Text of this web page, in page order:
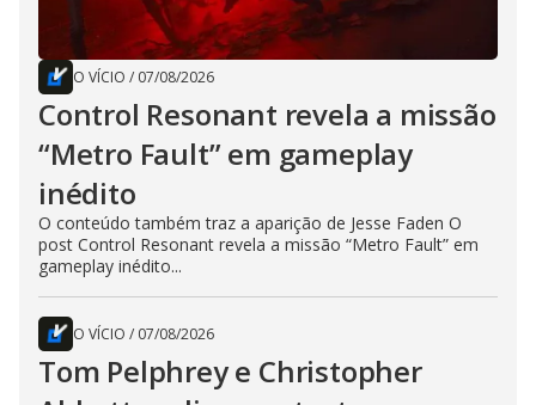
O VÍCIO / 07/08/2026
Control Resonant revela a missão
“Metro Fault” em gameplay
inédito
O conteúdo também traz a aparição de Jesse Faden O
post Control Resonant revela a missão “Metro Fault” em
gameplay inédito...
O VÍCIO / 07/08/2026
Tom Pelphrey e Christopher